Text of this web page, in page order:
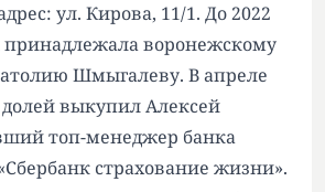
ул. Кирова, 11/1. До 2022
принадлежала воронежскому
Шмыгалеву. В апреле
долей выкупил Алексей
топ-менеджер банка
страхование жизни».